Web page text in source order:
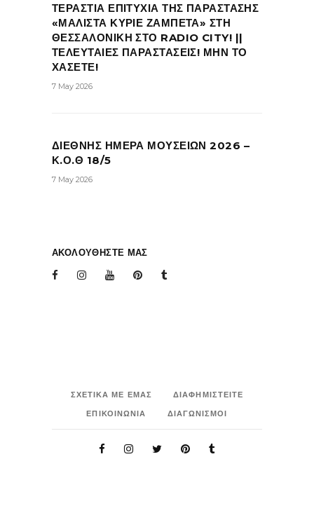
ΤΕΡΑΣΤΙΑ ΕΠΙΤΥΧΙΑ ΤΗΣ ΠΑΡΑΣΤΑΣΗΣ
«ΜΑΛΙΣΤΑ ΚΥΡΙΕ ΖΑΜΠΕΤΑ» ΣΤΗ
ΘΕΣΣΑΛΟΝΙΚΗ ΣΤΟ RADIO CITY! ||
ΤΕΛΕΥΤΑΙΕΣ ΠΑΡΑΣΤΑΣΕΙΣ! ΜΗΝ ΤΟ
ΧΑΣΕΤΕ!
7 May 2026
ΔΙΕΘΝΗΣ ΗΜΕΡΑ ΜΟΥΣΕΙΩΝ 2026 –
Κ.Ο.Θ 18/5
7 May 2026
ΑΚΟΛΟΥΘΗΣΤΕ ΜΑΣ
ΣΧΕΤΙΚΑ ΜΕ ΕΜΑΣ
ΔΙΑΦΗΜΙΣΤΕΙΤΕ
ΕΠΙΚΟΙΝΩΝΙΑ
ΔΙΑΓΩΝΙΣΜΟΙ